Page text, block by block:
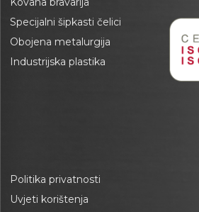
Specijalni šipkasti čelici
Obojena metalurgija
Industrijska plastika
Politika privatnosti
Uvjeti korištenja